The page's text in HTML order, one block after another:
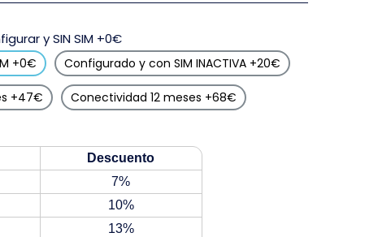
y SIN SIM +0€
+0€ Configurado y con SIM INACTIVA +20€
+47€ Conectividad 12 meses +68€
Descuento
7%
10%
13%